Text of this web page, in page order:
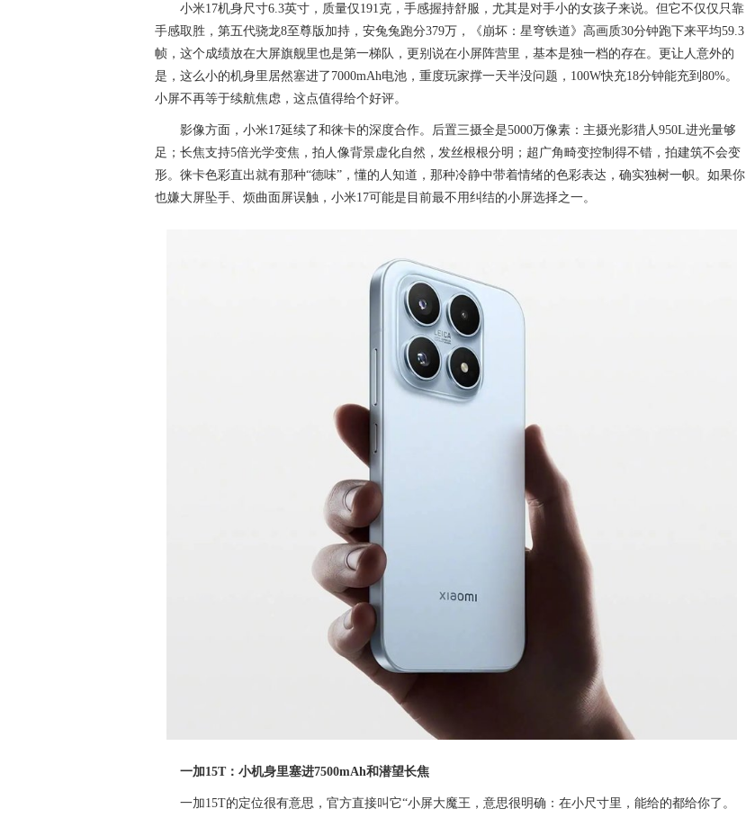
小米17机身尺寸6.3英寸，质量仅191克，手感握持舒服，尤其是对手小的女孩子来说。但它不仅仅只靠
手感取胜，第五代骁龙8至尊版加持，安兔兔跑分379万，《崩坏：星穹铁道》高画质30分钟跑下来平均59.3
帧，这个成绩放在大屏旗舰里也是第一梯队，更别说在小屏阵营里，基本是独一档的存在。更让人意外的
是，这么小的机身里居然塞进了7000mAh电池，重度玩家撑一天半没问题，100W快充18分钟能充到80%。
小屏不再等于续航焦虑，这点值得给个好评。
影像方面，小米17延续了和徕卡的深度合作。后置三摄全是5000万像素：主摄光影猎人950L进光量够
足；长焦支持5倍光学变焦，拍人像背景虚化自然，发丝根根分明；超广角畸变控制得不错，拍建筑不会变
形。徕卡色彩直出就有那种“德味”，懂的人知道，那种冷静中带着情绪的色彩表达，确实独树一帜。如果你
也嫌大屏坠手、烦曲面屏误触，小米17可能是目前最不用纠结的小屏选择之一。
一加15T：小机身里塞进7500mAh和潜望长焦
一加15T的定位很有意思，官方直接叫它“小屏大魔王，意思很明确：在小尺寸里，能给的都给你了。